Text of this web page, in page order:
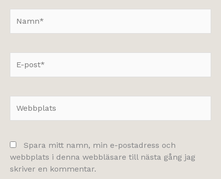
post*
Spara mitt namn, min e-postadress och
webbplats i denna webbläsare till nästa gång jag
skriver en kommentar.